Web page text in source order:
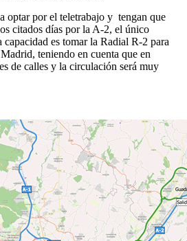
optar por el teletrabajo y tengan que
citados días por la A-2, el único
es tomar la Radial R-2 para
teniendo en cuenta que en
de calles y la circulación será muy